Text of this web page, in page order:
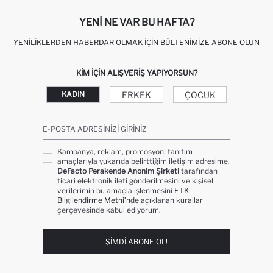
YENI NE VAR BU HAFTA?
YENILIKLERDEN HABERDAR OLMAK İÇIN BÜLTENIMIZE ABONE OLUN
KIM IÇIN ALIŞVERIŞ YAPIYORSUN?
KADIN ERKEK ÇOCUK
E-POSTA ADRESINIZI GIRINIZ
Kampanya, reklam, promosyon, tanıtım
amaçlarıyla yukarıda belirttiğim iletişim adresime,
DeFacto Perakende Anonim Şirketi tarafından
ticari elektronik ileti gönderilmesini ve kişisel
verilerimin bu amaçla işlenmesini ETK
Bilgilendirme Metni’nde açıklanan kurallar
çerçevesinde kabul ediyorum.
ŞIMDI ABONE OL!